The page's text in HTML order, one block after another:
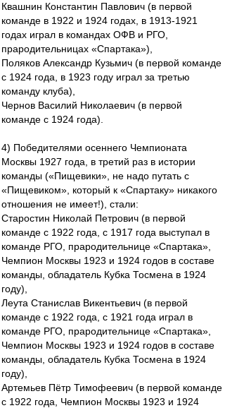
Квашнин Константин Павлович (в первой
команде в 1922 и 1924 годах, в 1913-1921
годах играл в командах ОФВ и РГО,
прародительницах «Спартака»),
Поляков Александр Кузьмич (в первой команде
с 1924 года, в 1923 году играл за третью
команду клуба),
Чернов Василий Николаевич (в первой
команде с 1924 года).
4) Победителями осеннего Чемпионата
Москвы 1927 года, в третий раз в истории
команды («Пищевики», не надо путать с
«Пищевиком», который к «Спартаку» никакого
отношения не имеет!), стали:
Старостин Николай Петрович (в первой
команде с 1922 года, с 1917 года выступал в
команде РГО, прародительнице «Спартака»,
Чемпион Москвы 1923 и 1924 годов в составе
команды, обладатель Кубка Тосмена в 1924
году),
Леута Станислав Викентьевич (в первой
команде с 1922 года, с 1921 года играл в
команде РГО, прародительнице «Спартака»,
Чемпион Москвы 1923 и 1924 годов в составе
команды, обладатель Кубка Тосмена в 1924
году),
Артемьев Пётр Тимофеевич (в первой команде
с 1922 года, Чемпион Москвы 1923 и 1924